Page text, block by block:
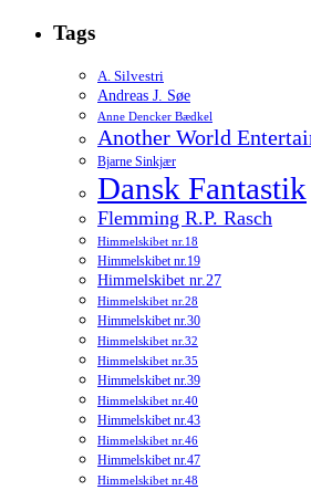
Tags
A. Silvestri
Andreas J. Søe
Anne Dencker Bædkel
Another World
Bjarne Sinkjær
Dansk Fantastik
Flemming R.P. Rasch
Himmelskibet nr.18
Himmelskibet nr.19
Himmelskibet nr.27
Himmelskibet nr.28
Himmelskibet nr.30
Himmelskibet nr.32
Himmelskibet nr.35
Himmelskibet nr.39
Himmelskibet nr.40
Himmelskibet nr.43
Himmelskibet nr.46
Himmelskibet nr.47
Himmelskibet nr.48